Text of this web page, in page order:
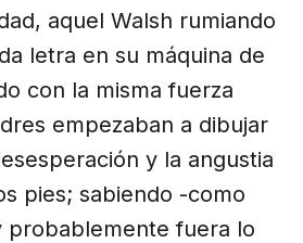
aquel Walsh rumiando
letra en su máquina de
con la misma fuerza
empezaban a dibujar
y la angustia
pies; sabiendo -como
probablemente fuera lo